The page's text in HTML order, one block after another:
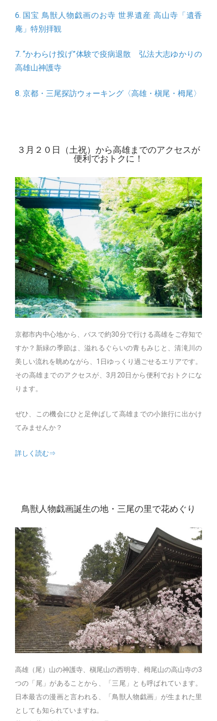
6. 国宝 鳥獣人物戯画のお寺 世界遺産 高山寺「遺香
庵」特別拝観
7. “かわらけ投げ”体験で疫病退散 弘法大志ゆかりの
高雄山神護寺
8. 京都・三尾探訪ウォーキング〈高雄・槇尾・栂尾〉
３月２０日（土祝）から高雄までのアクセスが
便利でおトクに！
京都市内中心地から、バスで約30分で行ける高雄をご存知で
すか？新緑の季節は、溢れるぐらいの青もみじと、清滝川の
美しい流れを眺めながら、1日ゆっくり過ごせるエリアです。
その高雄までのアクセスが、3月20日から便利でおトクにな
ります。
ぜひ、この機会にひと足伸ばして高雄までの小旅行に出かけ
てみませんか？
詳しく読む⇒
鳥獣人物戯画誕生の地・三尾の里で花めぐり
高雄（尾）山の神護寺、槇尾山の西明寺、栂尾山の高山寺の3
つの「尾」があることから、「三尾」とも呼ばれています。
日本最古の漫画と言われる、「鳥獣人物戯画」が生まれた里
としても知られていますね。